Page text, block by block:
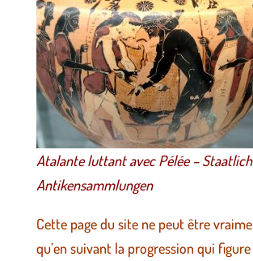
Atalante luttant avec Pélée –
Antikensammlungen
Cette page du site ne peut être
qu’en suivant la progression qui figure